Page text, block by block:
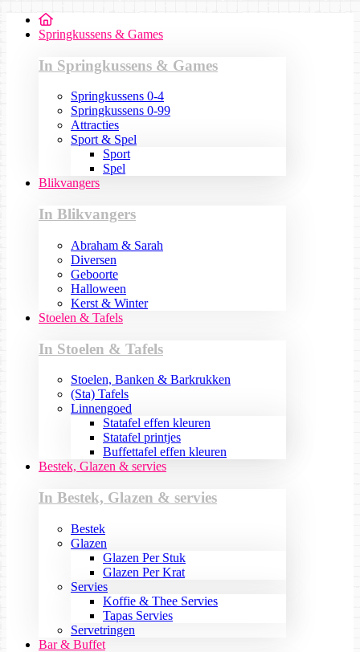
Springkussens & Games
In Springkussens & Games
Springkussens 0-4
Springkussens 0-99
Attracties
Sport & Spel
Sport
Spel
Blikvangers
In Blikvangers
Abraham & Sarah
Diversen
Geboorte
Halloween
Kerst & Winter
Stoelen & Tafels
In Stoelen & Tafels
Stoelen, Banken & Barkrukken
(Sta) Tafels
Linnengoed
Statafel effen kleuren
Statafel printjes
Buffettafel effen kleuren
Bestek, Glazen & servies
In Bestek, Glazen & servies
Bestek
Glazen
Glazen Per Stuk
Glazen Per Krat
Servies
Koffie & Thee Servies
Tapas Servies
Servetringen
Bar & Buffet